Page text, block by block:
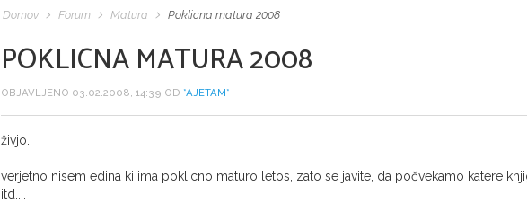
Domov Forum Matura Poklicna matura 2008
POKLICNA MATURA 2008
OBJAVLJENO 03.02.2008, 14:39 OD *AJETAM*
živjo.
verjetno nisem edina ki ima poklicno maturo letos, zato se javite, da počvekamo katere
itd....